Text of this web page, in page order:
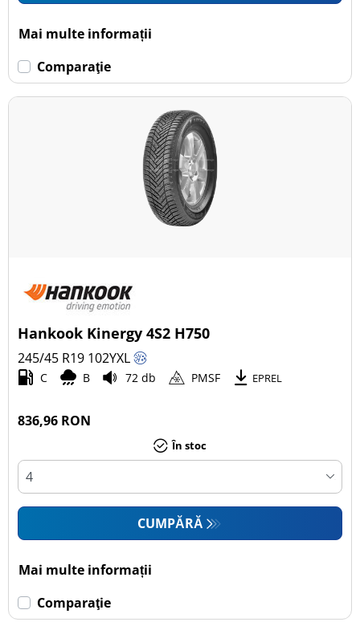
Mai multe informații
Comparaţie
Hankook Kinergy 4S2 H750
245/45 R19 102YXL
C B 72 db PMSF EPREL
836,96 RON
În stoc
CUMPĂRĂ
Mai multe informații
Comparaţie